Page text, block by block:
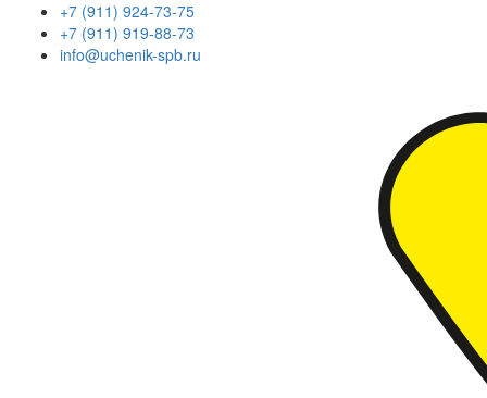
+7 (911) 924-73-75
+7 (911) 919-88-73
info@uchenik-spb.ru